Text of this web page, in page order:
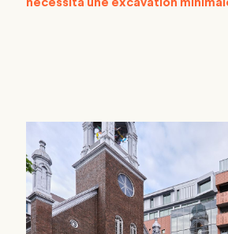
nécessita une excavation